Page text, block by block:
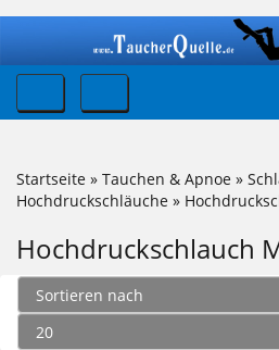
Startseite » Tauchen & Apnoe »
Hochdruckschläuche »
Hochdruckschlauch